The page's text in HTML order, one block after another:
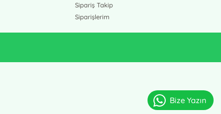
Sipariş Takip
Siparişlerim
Bize Yazın